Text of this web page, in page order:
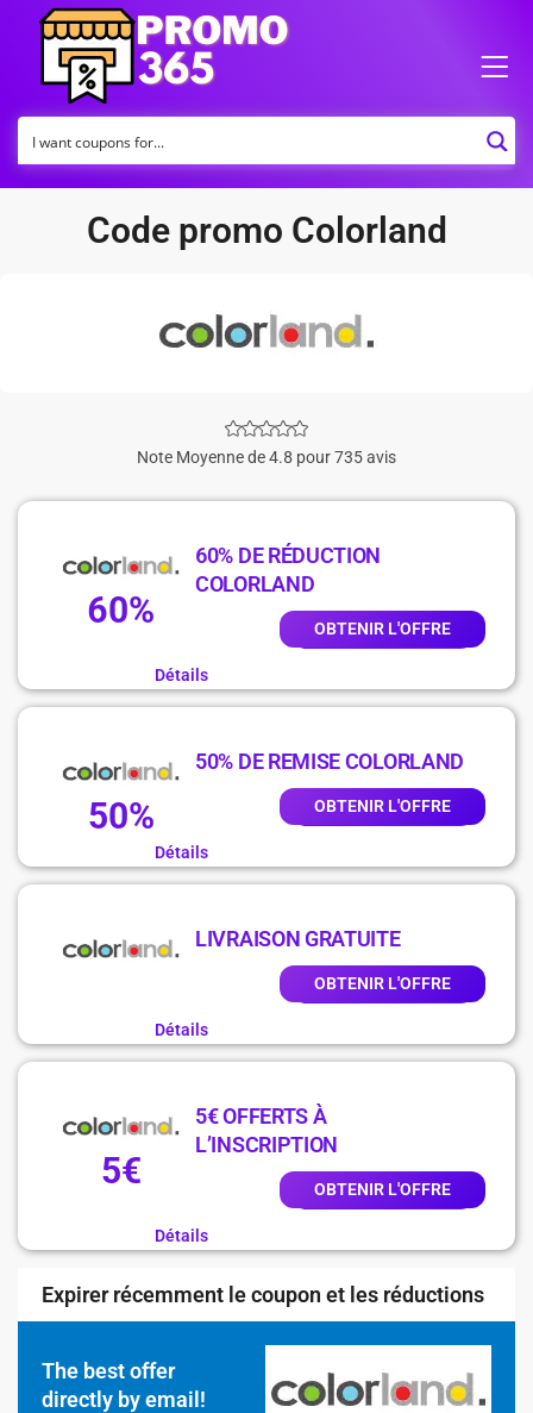
Code promo Colorland
Note Moyenne de 4.8 pour 735 avis
60%
60% DE RÉDUCTION
COLORLAND
OBTENIR L'OFFRE
Détails
50%
50% DE REMISE COLORLAND
OBTENIR L'OFFRE
Détails
LIVRAISON GRATUITE
OBTENIR L'OFFRE
Détails
5€
5€ OFFERTS À
L’INSCRIPTION
OBTENIR L'OFFRE
Détails
Expirer récemment le coupon et les réductions
The best offer
directly by email!